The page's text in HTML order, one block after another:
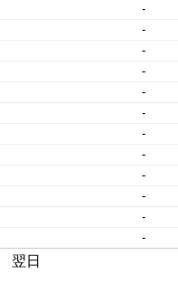
-
-
-
-
-
-
-
-
-
-
-
-
翌日